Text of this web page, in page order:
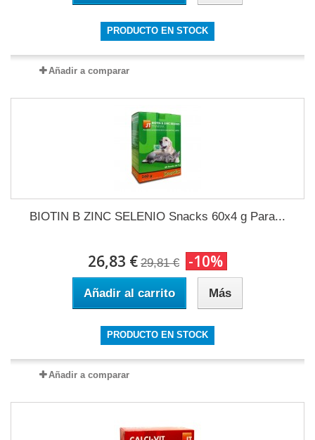
PRODUCTO EN STOCK
Añadir a comparar
BIOTIN B ZINC SELENIO Snacks 60x4 g Para...
26,83 € 29,81 € -10%
Añadir al carrito Más
PRODUCTO EN STOCK
Añadir a comparar